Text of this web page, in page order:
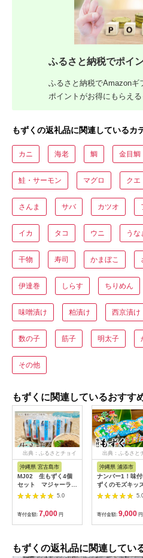
ふるさと納税でポイ
ふるさと納税でAmazonギ
ポイントがお得にもらえ
もずくの返礼品に関連しているカ
カニ 海老 鯛 金目鯛
鮭・サーモン マグロ クエ
さんま サバ カツオ
イカ タコ ウニ うな
干物 寿司 かまぼこ
伊達巻 しらす ちりめん
味噌漬け 粕漬け 西京漬け
数の子 筋子 明太子
その他
もずくに関連しているおすす
出典：ふるさとチョイ
沖縄県 宮古島市
MJ02 生もずく4個
セット マジャーラン
ド宮古島
5.0
寄付金額: 7,000 円
出典：ふるさと
沖縄県 浦添市
ナンバー1！味付
ずくのモズキッ
クワァーサー味
ック|沖縄県 浦
魚介類 水産 食
り 海藻 もずく 味
シークワァーサ
寄付金額: 9,000 円
もずくの返礼品に関連してい